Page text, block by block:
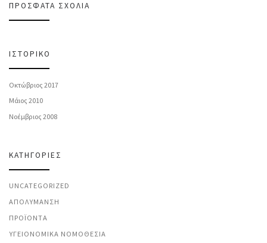
ΠΡΌΣΦΑΤΑ ΣΧΌΛΙΑ
ΙΣΤΟΡΙΚΌ
Οκτώβριος 2017
Μάιος 2010
Νοέμβριος 2008
KΑΤΗΓΟΡΊΕΣ
UNCATEGORIZED
ΑΠΟΛΎΜΑΝΣΗ
ΠΡΟΪΌΝΤΑ
ΥΓΕΙΟΝΟΜΙΚΆ ΝΟΜΟΘΕΣΊΑ